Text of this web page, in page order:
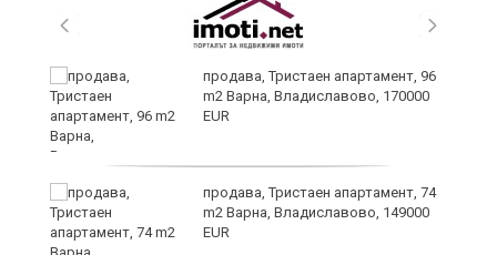
продава, Тристаен апартамент, 96
m2 Варна, Владиславово, 170000
EUR
продава, Тристаен апартамент, 74
m2 Варна, Владиславово, 149000
EUR